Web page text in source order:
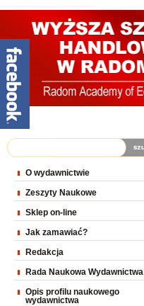
O wydawnictwie
Zeszyty Naukowe
Sklep on-line
Jak zamawiać?
Redakcja
Rada Naukowa Wydawnictwa
Opis profilu naukowego
wydawnictwa